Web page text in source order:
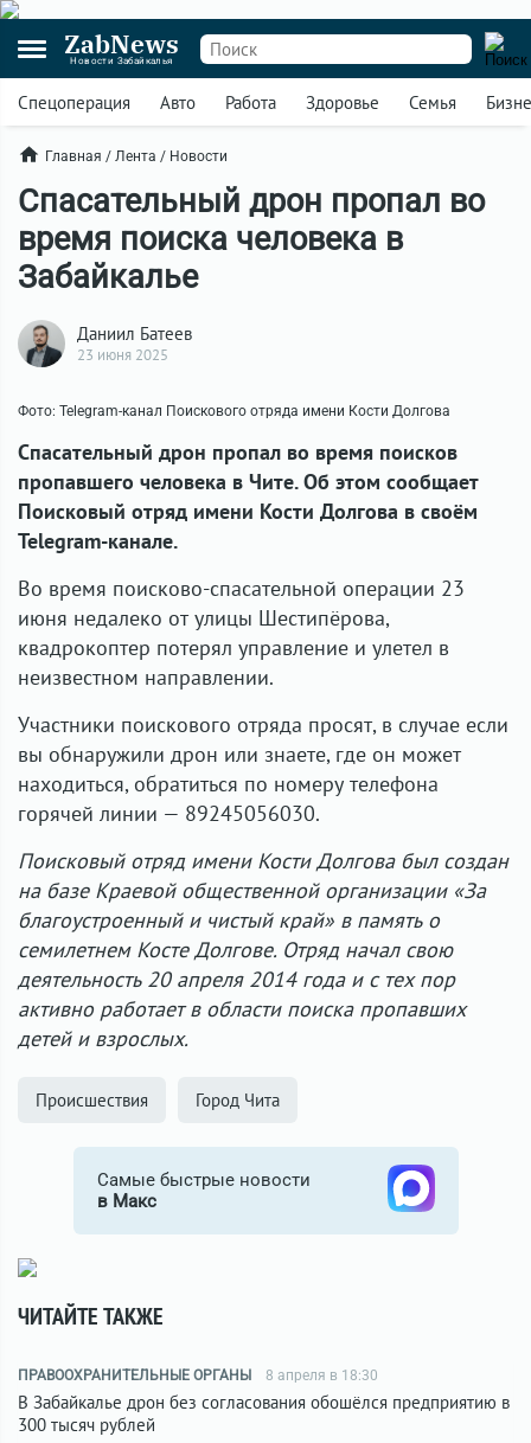
ZabNews
Новости Забайкалья
Спецоперация Авто Работа Здоровье Семья
Главная / Лента / Новости
Спасательный дрон пропал во
время поиска человека в
Забайкалье
Даниил Батеев
23 июня 2025
Фото: Telegram-канал Поискового отряда имени Кости Долгова
Спасательный дрон пропал во время поисков
пропавшего человека в Чите. Об этом сообщает
Поисковый отряд имени Кости Долгова в своём
Telegram-канале.
Во время поисково-спасательной операции 23
июня недалеко от улицы Шестипёрова,
квадрокоптер потерял управление и улетел в
неизвестном направлении.
Участники поискового отряда просят, в случае если
вы обнаружили дрон или знаете, где он может
находиться, обратиться по номеру телефона
горячей линии — 89245056030.
Поисковый отряд имени Кости Долгова был создан
на базе Краевой общественной организации «За
благоустроенный и чистый край» в память о
семилетнем Косте Долгове. Отряд начал свою
деятельность 20 апреля 2014 года и с тех пор
активно работает в области поиска пропавших
детей и взрослых.
Происшествия Город Чита
Самые быстрые новости
в Макс
ЧИТАЙТЕ ТАКЖЕ
ПРАВООХРАНИТЕЛЬНЫЕ ОРГАНЫ 8 апреля в 18:30
В Забайкалье дрон без согласования обошёлся предприятию в
300 тысяч рублей